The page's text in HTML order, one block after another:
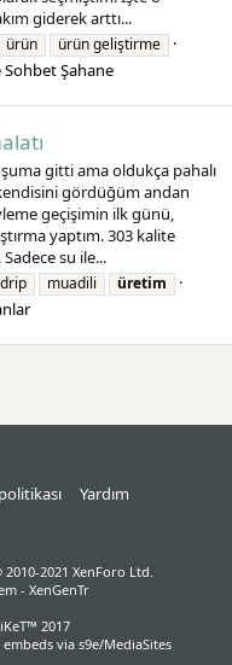
giderek arttı...
ürün ürün geliştirme
Sohbet Şahane
gitti ama oldukça pahalı
gördüğüm andan
geçişimin ilk günü,
yaptım. 303 kalite
su ile...
muadili üretim
Yardım
2010-2021 XenForo Ltd.
- XenGenTr
2017
embeds via s9e/MediaSites